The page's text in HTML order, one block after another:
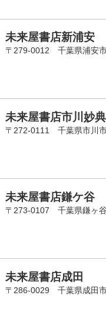
未来屋書店新浦安
〒279-0012 千葉県浦安
未来屋書店市川妙典
〒272-0111 千葉県市川
未来屋書店鎌ケ谷
〒273-0107 千葉県鎌ヶ
未来屋書店成田
〒286-0029 千葉県成田